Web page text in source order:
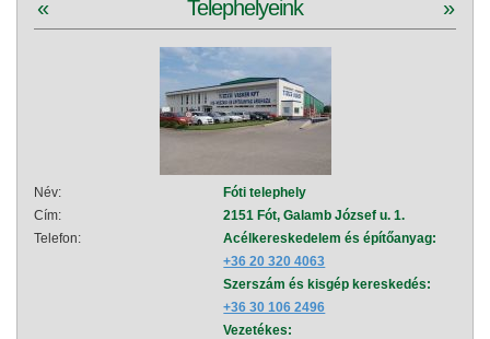
Telephelyeink
« »
Név:
Fóti telephely
Cím:
2151 Fót, Galamb József u. 1.
Telefon:
Acélkereskedelem és építőanyag:
+36 20 320 4063
Szerszám és kisgép kereskedés:
+36 30 106 2496
Vezetékes: